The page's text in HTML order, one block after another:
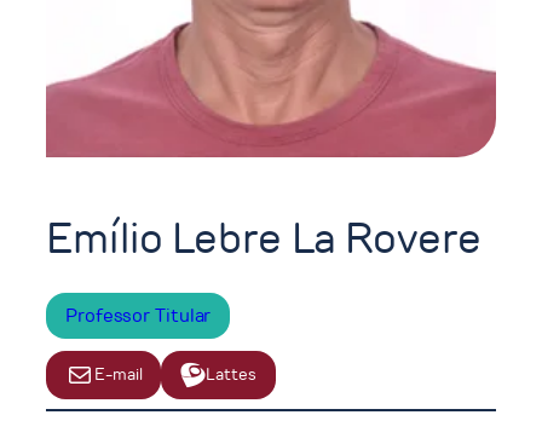
Emílio Lebre La Rovere
Professor Titular
E-mail Lattes